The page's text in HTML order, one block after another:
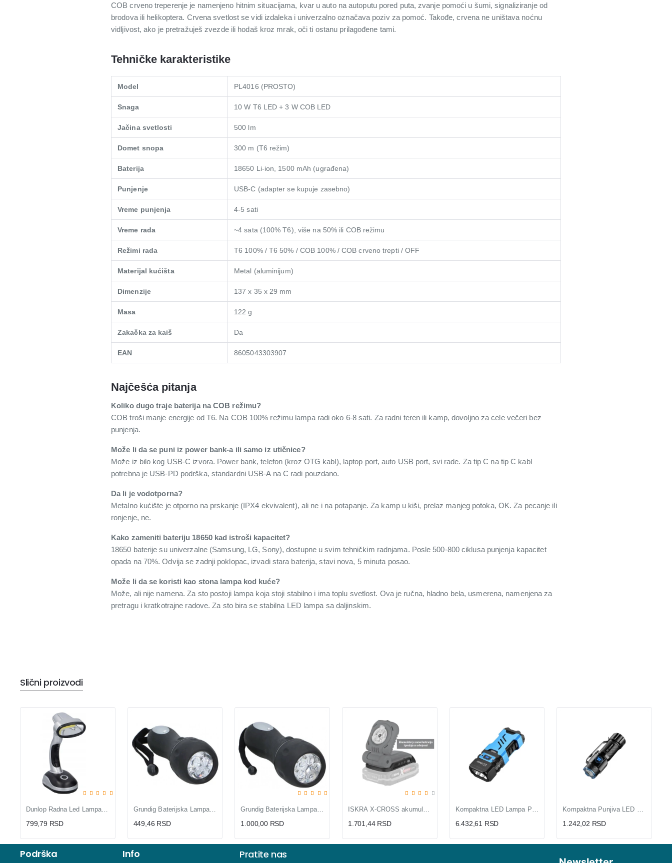
COB crveno treperenje je namenjeno hitnim situacijama, kvar u auto na autoputu pored puta, zvanje pomoći u šumi, signaliziranje od
brodova ili helikoptera. Crvena svetlost se vidi izdaleka i univerzalno označava poziv za pomoć. Takođe, crvena ne uništava noćnu
vidljivost, ako je pretražuješ zvezde ili hodaš kroz mrak, oči ti ostanu prilagođene tami.
Tehničke karakteristike
Model PL4016 (PROSTO)
Snaga 10 W T6 LED + 3 W COB LED
Jačina svetlosti 500 lm
Domet snopa 300 m (T6 režim)
Baterija 18650 Li-ion, 1500 mAh (ugrađena)
Punjenje USB-C (adapter se kupuje zasebno)
Vreme punjenja 4-5 sati
Vreme rada ~4 sata (100% T6), više na 50% ili COB režimu
Režimi rada T6 100% / T6 50% / COB 100% / COB crveno trepti / OFF
Materijal kućišta Metal (aluminijum)
Dimenzije 137 x 35 x 29 mm
Masa 122 g
Zakačka za kaiš Da
EAN 8605043303907
Najčešća pitanja
Koliko dugo traje baterija na COB režimu?
COB troši manje energije od T6. Na COB 100% režimu lampa radi oko 6-8 sati. Za radni teren ili kamp, dovoljno za cele večeri bez
punjenja.
Može li da se puni iz power bank-a ili samo iz utičnice?
Može iz bilo kog USB-C izvora. Power bank, telefon (kroz OTG kabl), laptop port, auto USB port, svi rade. Za tip C na tip C kabl
potrebna je USB-PD podrška, standardni USB-A na C radi pouzdano.
Da li je vodotporna?
Metalno kućište je otporno na prskanje (IPX4 ekvivalent), ali ne i na potapanje. Za kamp u kiši, prelaz manjeg potoka, OK. Za pecanje ili
ronjenje, ne.
Kako zameniti bateriju 18650 kad istroši kapacitet?
18650 baterije su univerzalne (Samsung, LG, Sony), dostupne u svim tehničkim radnjama. Posle 500-800 ciklusa punjenja kapacitet
opada na 70%. Odvija se zadnji poklopac, izvadi stara baterija, stavi nova, 5 minuta posao.
Može li da se koristi kao stona lampa kod kuće?
Može, ali nije namena. Za sto postoji lampa koja stoji stabilno i ima toplu svetlost. Ova je ručna, hladno bela, usmerena, namenjena za
pretragu i kratkotrajne radove. Za sto bira se stabilna LED lampa sa daljinskim.
Slični proizvodi
Dunlop Radna Led Lampa Cb 80Lm
799,79 RSD
Grundig Baterijska Lampa 3LED
449,46 RSD
Grundig Baterijska Lampa 5LED
1.000,00 RSD
ISKRA X-CROSS akumulatorska radna lampa 3W
1.701,44 RSD
Kompaktna LED Lampa P50 plus COB, 5000 lm, Više Režima sa Crvenim Svetlom, Magnet, USB-C
6.432,61 RSD
Kompaktna Punjiva LED Lampa XHP50, 650 lm, 80 m Domet, Magnet, USB-C, 52 g
1.242,02 RSD
Podrška Info Pratite nas